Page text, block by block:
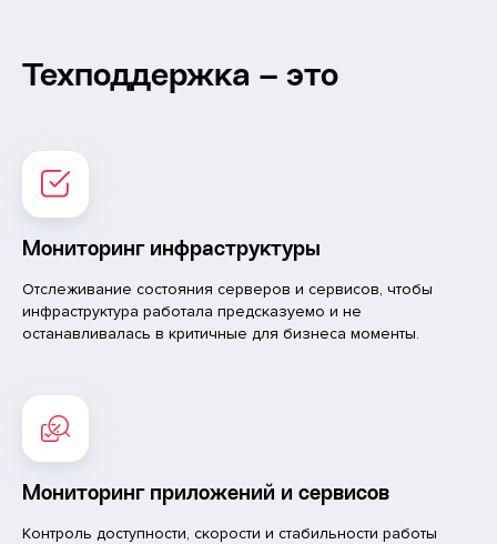
Техподдержка – это
Мониторинг инфраструктуры
Отслеживание состояния серверов и сервисов, чтобы
инфраструктура работала предсказуемо и не
останавливалась в критичные для бизнеса моменты.
Мониторинг приложений и сервисов
Контроль доступности, скорости и стабильности работы